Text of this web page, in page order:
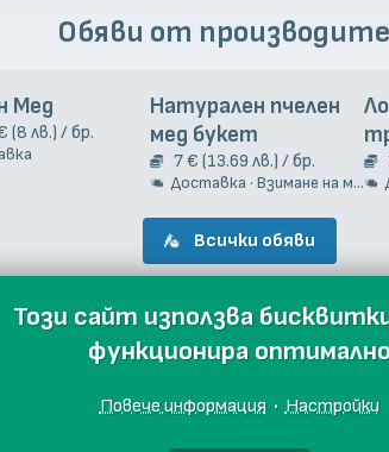
Обяви от
Мед
(8 лв.) / бр.
Натурален пчелен
мед букет
7 € (13.69 лв.) / бр.
Доставка · Взимане на място
Всички обяви
Този сайт използва
функционира
Повече информация · Настройки